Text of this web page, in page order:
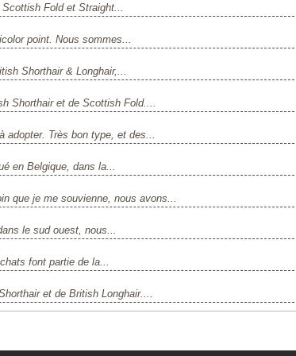
Fold et Straight...
point. Nous sommes...
Shorthair & Longhair,...
Shorthair et de Scottish Fold....
adopter. Très bon type, et des...
en Belgique, dans la...
que je me souvienne, nous avons...
le sud ouest, nous...
font partie de la...
et de British Longhair....